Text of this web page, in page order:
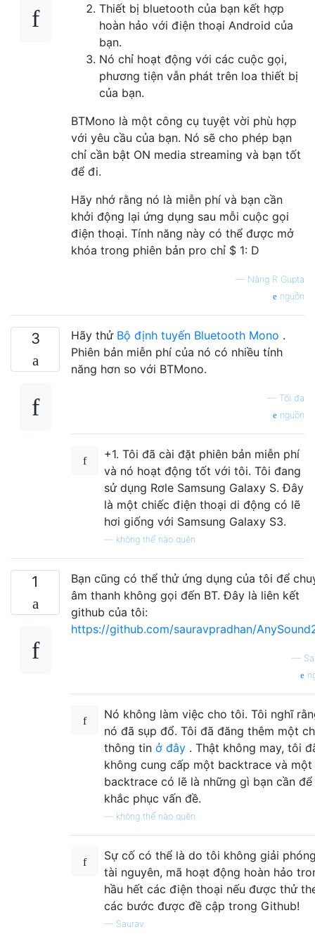
Thiết bị bluetooth của bạn kết hợp
hoàn hảo với điện thoại Android của
bạn.
Nó chỉ hoạt động với các cuộc gọi,
phương tiện vẫn phát trên loa thiết bị
của bạn.
BTMono là một công cụ tuyệt vời phù hợp
với yêu cầu của bạn. Nó sẽ cho phép bạn
chỉ cần bật ON media streaming và bạn tốt
để đi.
Hãy nhớ rằng nó là miễn phí và bạn cần
khởi động lại ứng dụng sau mỗi cuộc gọi
điện thoại. Tính năng này có thể được mở
khóa trong phiên bản pro chỉ $ 1: D
— Nắng R Gupta
nguồn
3 Hãy thử Bộ định tuyến Bluetooth Mono .
Phiên bản miễn phí của nó có nhiều tính
năng hơn so với BTMono.
— Tối đa
nguồn
+1. Tôi đã cài đặt phiên bản miễn phí
và nó hoạt động tốt với tôi. Tôi đang
sử dụng Rơle Samsung Galaxy S. Đây
là một chiếc điện thoại di động có lẽ
hơi giống với Samsung Galaxy S3.
không thể nào quên
1
Bạn cũng có thể thử ứng dụng của tôi để
âm thanh không gọi đến BT. Đây là liên kết
github của tôi:
https://github.com/sauravpradhan/
—
Nó không làm việc cho tôi. Tôi nghĩ
nó đã sụp đổ. Tôi đã đăng thêm một
thông tin ở đây . Thật không may, tôi
không cung cấp một backtrace và một
backtrace có lẽ là những gì bạn cần để
khắc phục vấn đề.
không thể nào quên
Sự cố có thể là do tôi không giải
tài nguyên, mã hoạt động hoàn hảo
hầu hết các điện thoại nếu được thử
các bước được đề cập trong Github!
— Saurav